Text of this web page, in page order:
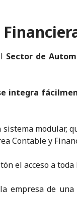
Sector de
integra
modular,
Contable y
el acceso a
empresa de